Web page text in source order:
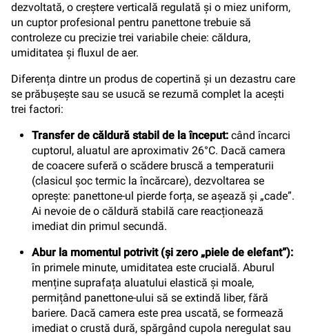
dezvoltată, o creștere verticală regulată și o miez uniform,
un cuptor profesional pentru panettone trebuie să
controleze cu precizie trei variabile cheie: căldura,
umiditatea și fluxul de aer.
Diferența dintre un produs de copertină și un dezastru care
se prăbușește sau se usucă se rezumă complet la acești
trei factori:
Transfer de căldură stabil de la început: când încarci
cuptorul, aluatul are aproximativ 26°C. Dacă camera
de coacere suferă o scădere bruscă a temperaturii
(clasicul șoc termic la încărcare), dezvoltarea se
oprește: panettone-ul pierde forța, se așează și „cade”.
Ai nevoie de o căldură stabilă care reacționează
imediat din primul secundă.
Abur la momentul potrivit (și zero „piele de elefant”):
în primele minute, umiditatea este crucială. Aburul
menține suprafața aluatului elastică și moale,
permițând panettone-ului să se extindă liber, fără
bariere. Dacă camera este prea uscată, se formează
imediat o crustă dură, spărgând cupola neregulat sau